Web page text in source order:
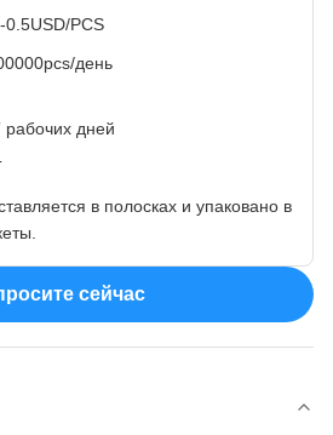
0.5USD/PCS
день
рабочих дней
в полосках и упаковано в
сейчас